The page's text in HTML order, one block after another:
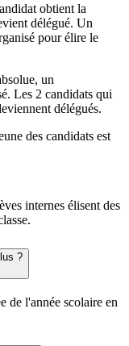
obtient la
délégué. Un
pour élire le
un
Les 2 candidats qui
délégués.
des candidats est
internes élisent des
?
de l'année scolaire en